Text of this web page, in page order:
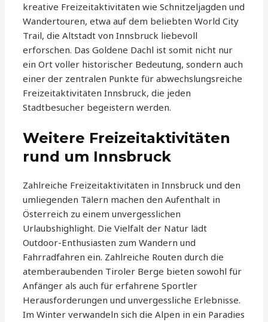
kreative Freizeitaktivitäten wie Schnitzeljagden und
Wandertouren, etwa auf dem beliebten World City
Trail, die Altstadt von Innsbruck liebevoll
erforschen. Das Goldene Dachl ist somit nicht nur
ein Ort voller historischer Bedeutung, sondern auch
einer der zentralen Punkte für abwechslungsreiche
Freizeitaktivitäten Innsbruck, die jeden
Stadtbesucher begeistern werden.
Weitere Freizeitaktivitäten
rund um Innsbruck
Zahlreiche Freizeitaktivitäten in Innsbruck und den
umliegenden Tälern machen den Aufenthalt in
Österreich zu einem unvergesslichen
Urlaubshighlight. Die Vielfalt der Natur lädt
Outdoor-Enthusiasten zum Wandern und
Fahrradfahren ein. Zahlreiche Routen durch die
atemberaubenden Tiroler Berge bieten sowohl für
Anfänger als auch für erfahrene Sportler
Herausforderungen und unvergessliche Erlebnisse.
Im Winter verwandeln sich die Alpen in ein Paradies